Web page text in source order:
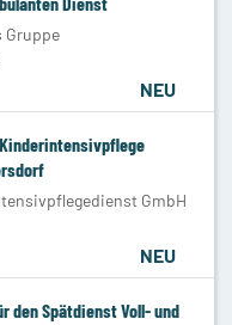
Gruppe
NEU
GmbH
NEU
Spätdienst Voll- und